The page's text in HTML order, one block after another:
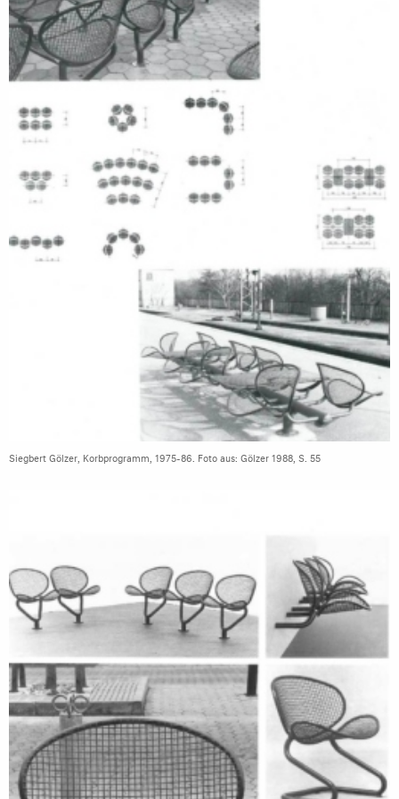
Siegbert Gölzer, Korbprogramm, 1975-86. Foto aus: Gölzer 1988, S. 55